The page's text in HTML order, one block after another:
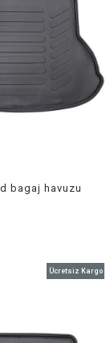
bagaj havuzu
Ücretsiz Kargo